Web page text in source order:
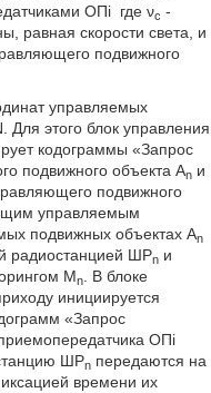
ОПi где νс -
равная скорости света, и
подвижного
управляемых
Для этого блок управления
кодограммы «Запрос
подвижного объекта Аnи
подвижного
управляемым
подвижных объектах Аn
радиостанцией ШРnи
Мn. В блоке
инициируется
«Запрос
ОПi
ШРnпередаются на
времени их